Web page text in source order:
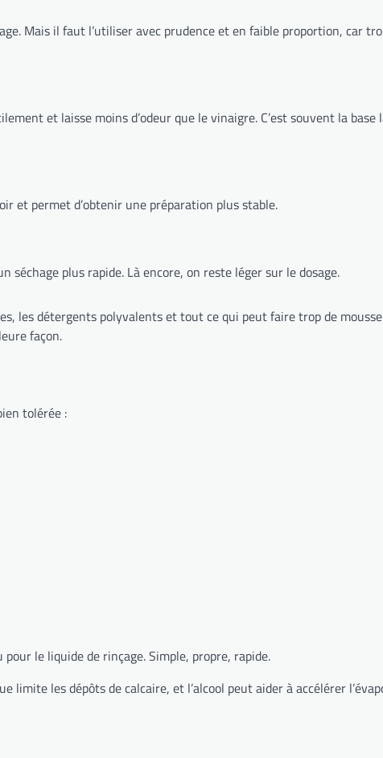
Mais il faut l’utiliser avec prudence et en faible proportion, car
et laisse moins d’odeur que le vinaigre. C’est souvent la base
et permet d’obtenir une préparation plus stable.
séchage plus rapide. Là encore, on reste léger sur le dosage.
les détergents polyvalents et tout ce qui peut faire trop de
façon.
tolérée :
le liquide de rinçage. Simple, propre, rapide.
les dépôts de calcaire, et l’alcool peut aider à accélérer